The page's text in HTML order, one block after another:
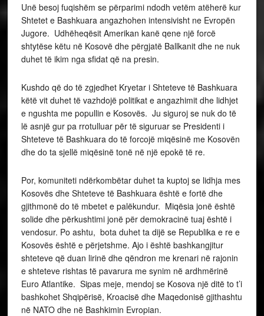
Unë besoj fuqishëm se përparimi ndodh vetëm atëherë kur
Shtetet e Bashkuara angazhohen intensivisht ne Evropën
Jugore. Udhëheqësit Amerikan kanë qene një forcë
shtytëse këtu në Kosovë dhe përgjatë Ballkanit dhe ne nuk
duhet të ikim nga sfidat që na presin.
Kushdo që do të zgjedhet Kryetar i Shteteve të Bashkuara
këtë vit duhet të vazhdojë politikat e angazhimit dhe lidhjet
e ngushta me popullin e Kosovës. Ju siguroj se nuk do të
lë asnjë gur pa rrotulluar për të siguruar se Presidenti i
Shteteve të Bashkuara do të forcojë miqësinë me Kosovën
dhe do ta sjellë miqësinë tonë në një epokë të re.
Por, komuniteti ndërkombëtar duhet ta kuptoj se lidhja mes
Kosovës dhe Shteteve të Bashkuara është e fortë dhe
gjithmonë do të mbetet e palëkundur. Miqësia jonë është
solide dhe përkushtimi jonë për demokracinë tuaj është i
vendosur. Po ashtu, bota duhet ta dijë se Republika e re e
Kosovës është e përjetshme. Ajo i është bashkangjitur
shteteve që duan lirinë dhe qëndron me krenari në rajonin
e shteteve rishtas të pavarura me synim në ardhmërinë
Euro Atlantike. Sipas meje, mendoj se Kosova një ditë to t’i
bashkohet Shqipërisë, Kroacisë dhe Maqedonisë gjithashtu
në NATO dhe në Bashkimin Evropian.